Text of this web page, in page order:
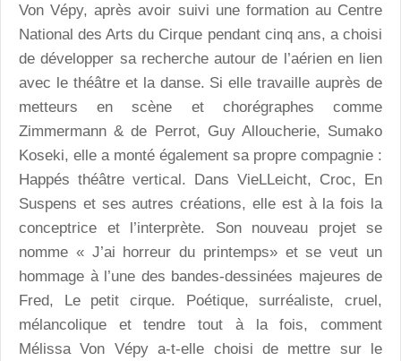
Von Vépy, après avoir suivi une formation au Centre
National des Arts du Cirque pendant cinq ans, a choisi
de développer sa recherche autour de l’aérien en lien
avec le théâtre et la danse. Si elle travaille auprès de
metteurs en scène et chorégraphes comme
Zimmermann & de Perrot, Guy Alloucherie, Sumako
Koseki, elle a monté également sa propre compagnie :
Happés théâtre vertical. Dans VieLLeicht, Croc, En
Suspens et ses autres créations, elle est à la fois la
conceptrice et l’interprète. Son nouveau projet se
nomme « J’ai horreur du printemps» et se veut un
hommage à l’une des bandes-dessinées majeures de
Fred, Le petit cirque. Poétique, surréaliste, cruel,
mélancolique et tendre tout à la fois, comment
Mélissa Von Vépy a-t-elle choisi de mettre sur le